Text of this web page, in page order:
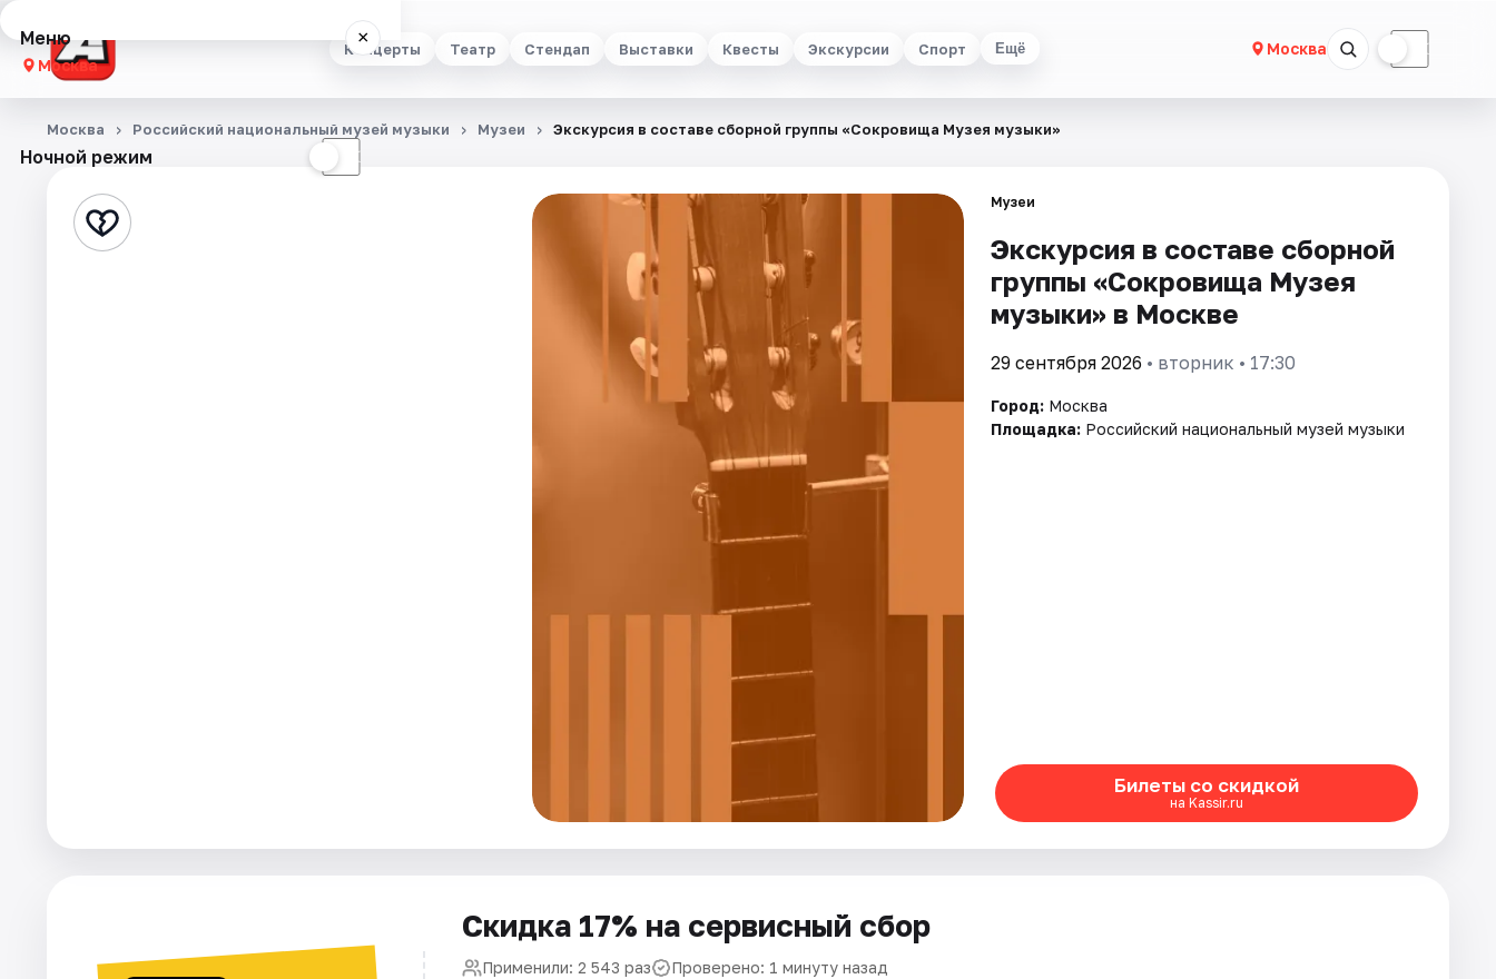
Концерты Театр Стендап Выставки Квесты Экскурсии Спорт Ещё Москва ☾
Меню ×
Москва
Концерты
Стендап
Ночной режим ☾
Москва Российский национальный музей музыки Музеи Экскурсия в составе сборной группы «Сокровища Музея музыки»
Музеи
Экскурсия в составе сборной
группы «Сокровища Музея
музыки» в Москве
29 сентября 2026 • вторник • 17:30
Город: Москва
Площадка: Российский национальный музей музыки
Билеты со скидкой
на Kassir.ru
Скидка 17% на сервисный сбор
Применили: 2 543 раз Проверено: 1 минуту назад